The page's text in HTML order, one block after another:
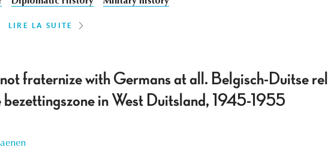
LIRE LA SUITE
fraternize with Germans at all. Belgisch-Duitse
bezettingszone in West Duitsland, 1945-1955